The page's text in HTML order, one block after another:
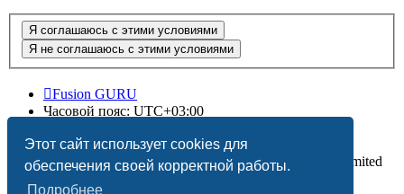
Этот сайт использует cookies для
обеспечения своей корректной работы.
Подробнее
Fusion GURU
Часовой пояс: UTC+03:00
Создано на основеphpBB® Forum Software © phpBB Limited